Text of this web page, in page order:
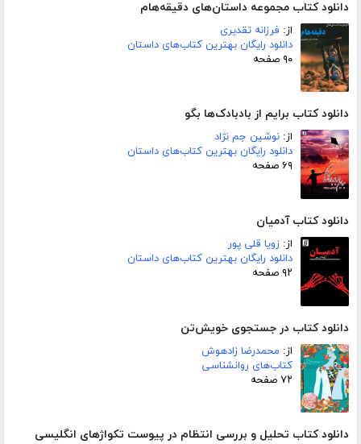
دانلود کتاب مجموعه داستان‌های دقیقه‌هام
از: فرزانه تقدیری
دانلود رایگان بهترین کتاب‌های داستان
۹۰ صفحه
دانلود کتاب برایم از بادبادک‌ها بگو
از: نوشین جم نژاد
دانلود رایگان بهترین کتاب‌های داستان
۶۹ صفحه
دانلود کتاب آدمیان
از: زویا قلی پور
دانلود رایگان بهترین کتاب‌های داستان
۹۲ صفحه
دانلود کتاب در جستجوی خویش‌تن
از: محمدرضا زادهوش
کتاب‌های روانشناسی
۷۲ صفحه
دانلود کتاب تحلیل و بررسی انتظام در پیوست تکواژهای انگلیسی